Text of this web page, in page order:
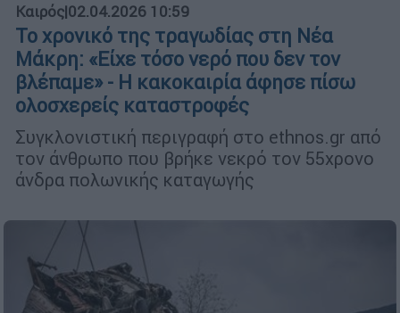
Καιρός|02.04.2026 10:59
Το χρονικό της τραγωδίας στη Νέα
Μάκρη: «Είχε τόσο νερό που δεν τον
βλέπαμε» - Η κακοκαιρία άφησε πίσω
ολοσχερείς καταστροφές
Συγκλονιστική περιγραφή στο ethnos.gr από
τον άνθρωπο που βρήκε νεκρό τον 55χρονο
άνδρα πολωνικής καταγωγής